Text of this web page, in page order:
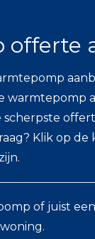
warmtepomp
Klik op
of juist